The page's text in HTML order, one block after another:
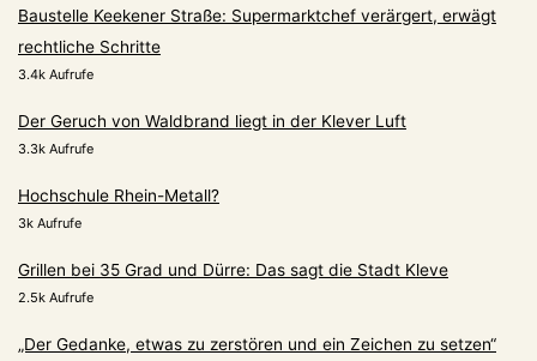
Baustelle Keekener Straße: Supermarktchef verärgert, erwägt
rechtliche Schritte
3.4k Aufrufe
Der Geruch von Waldbrand liegt in der Klever Luft
3.3k Aufrufe
Hochschule Rhein-Metall?
3k Aufrufe
Grillen bei 35 Grad und Dürre: Das sagt die Stadt Kleve
2.5k Aufrufe
„Der Gedanke, etwas zu zerstören und ein Zeichen zu setzen“